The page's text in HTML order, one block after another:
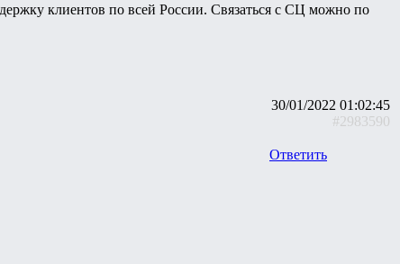
клиентов по всей России. Связаться с СЦ можно по
30/01/2022 01:02:45
#2983590
Ответить